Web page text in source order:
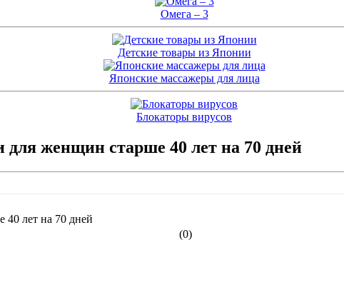
Омега – 3
Детские товары из Японии
Японские массажеры для лица
Блокаторы вирусов
женщин старше 40 лет на 70 дней
(0)